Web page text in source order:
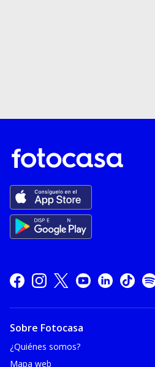
Sobre Fotocasa
¿Quiénes somos?
Mapa web